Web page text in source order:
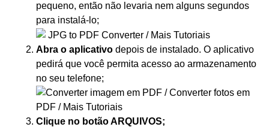
pequeno, então não levaria nem alguns segundos
para instalá-lo;
Abra o aplicativo depois de instalado. O aplicativo
pedirá que você permita acesso ao armazenamento
no seu telefone;
Clique no botão ARQUIVOS;